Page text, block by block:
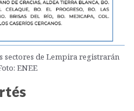
sectores de Lempira registrarán
ENEE